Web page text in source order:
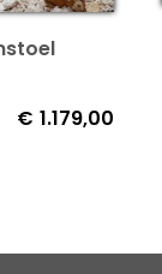
€ 1.179,00